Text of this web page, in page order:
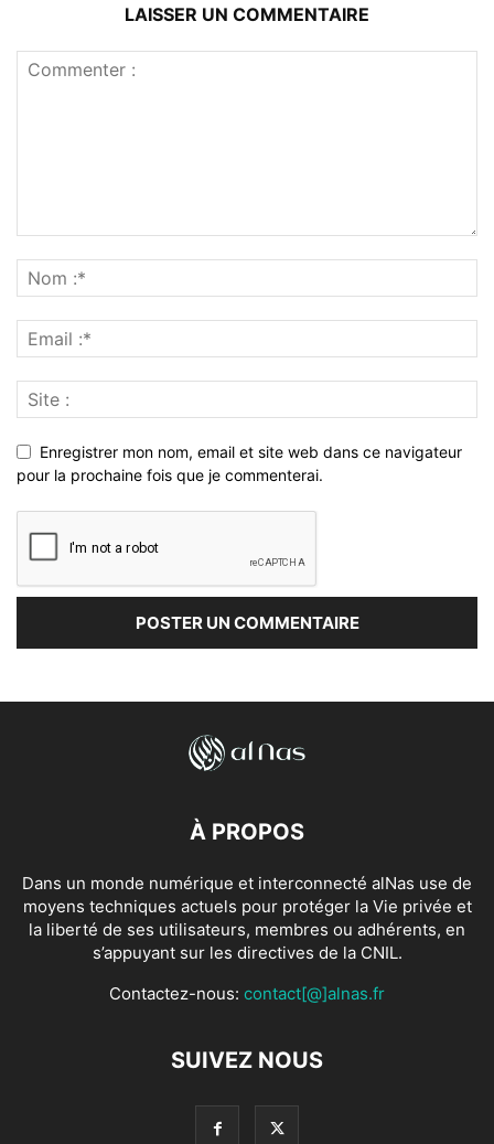
LAISSER UN COMMENTAIRE
Enregistrer mon nom, email et site web dans ce navigateur
pour la prochaine fois que je commenterai.
À PROPOS
Dans un monde numérique et interconnecté alNas use de
moyens techniques actuels pour protéger la Vie privée et
la liberté de ses utilisateurs, membres ou adhérents, en
s’appuyant sur les directives de la CNIL.
Contactez-nous: contact[@]alnas.fr
SUIVEZ NOUS